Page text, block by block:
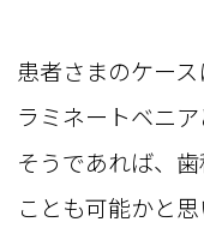
患者さまのケー
ラミネートベニ
そうであれば、
ことも可能かと